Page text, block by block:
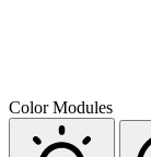
Color Modules